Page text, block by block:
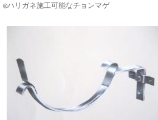
◎ハリガネ施工可能なチョンマゲ